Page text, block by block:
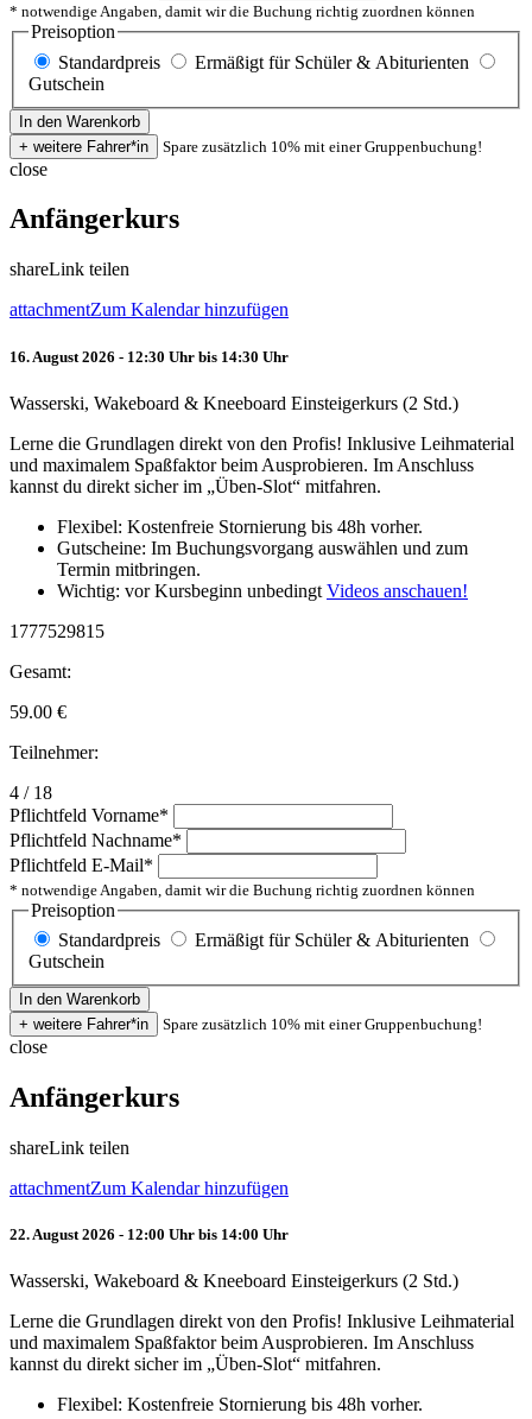
* notwendige Angaben, damit wir die Buchung richtig zuordnen können
Preisoption
Standardpreis
Ermäßigt für Schüler & Abiturienten
Gutschein
Spare zusätzlich 10% mit einer Gruppenbuchung!
close
Anfängerkurs
shareLink teilen
attachmentZum Kalendar hinzufügen
16. August 2026 - 12:30 Uhr bis 14:30 Uhr
Wasserski, Wakeboard & Kneeboard Einsteigerkurs (2 Std.)
Lerne die Grundlagen direkt von den Profis! Inklusive Leihmaterial
und maximalem Spaßfaktor beim Ausprobieren. Im Anschluss
kannst du direkt sicher im „Üben-Slot“ mitfahren.
Flexibel: Kostenfreie Stornierung bis 48h vorher.
Gutscheine: Im Buchungsvorgang auswählen und zum
Termin mitbringen.
Wichtig: vor Kursbeginn unbedingt Videos anschauen!
1777529815
Gesamt:
59.00 €
Teilnehmer:
4 / 18
Pflichtfeld Vorname*
Pflichtfeld Nachname*
Pflichtfeld E-Mail*
* notwendige Angaben, damit wir die Buchung richtig zuordnen können
Preisoption
Standardpreis
Ermäßigt für Schüler & Abiturienten
Gutschein
Spare zusätzlich 10% mit einer Gruppenbuchung!
close
Anfängerkurs
shareLink teilen
attachmentZum Kalendar hinzufügen
22. August 2026 - 12:00 Uhr bis 14:00 Uhr
Wasserski, Wakeboard & Kneeboard Einsteigerkurs (2 Std.)
Lerne die Grundlagen direkt von den Profis! Inklusive Leihmaterial
und maximalem Spaßfaktor beim Ausprobieren. Im Anschluss
kannst du direkt sicher im „Üben-Slot“ mitfahren.
Flexibel: Kostenfreie Stornierung bis 48h vorher.